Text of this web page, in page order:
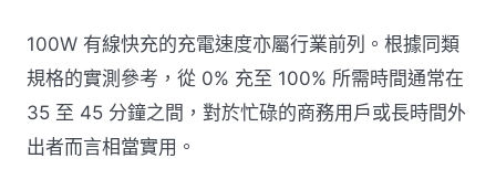
100W 有線快充的充電速度亦屬行業前列。根據同類
規格的實測參考，從 0% 充至 100% 所需時間通常在
35 至 45 分鐘之間，對於忙碌的商務用戶或長時間外
出者而言相當實用。